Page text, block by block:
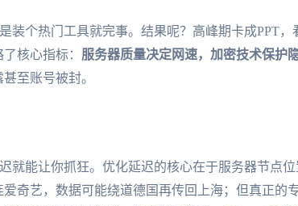
装个热门工具就完事。结果呢？高峰期卡成PPT，
核心指标： 服务器质量决定网速，加密技术保护
至账号被封。
就能让你抓狂。优化延迟的核心在于服务器节点位
奇艺，数据可能绕道德国再传回上海；但真正的